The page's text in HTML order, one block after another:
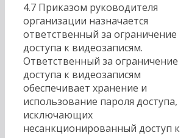
4.7 Приказом руководителя
организации назначается
ответственный за ограничение
доступа к видеозаписям.
Ответственный за ограничение
доступа к видеозаписям
обеспечивает хранение и
использование пароля доступа,
исключающих
несанкционированный доступ к